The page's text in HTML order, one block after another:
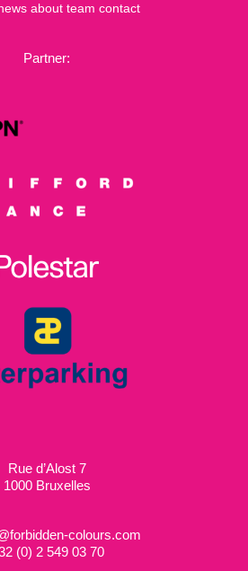
about team contact
Partner:
Rue d’Alost 7
1000 Bruxelles
colours.com
(0) 2 549 03 70